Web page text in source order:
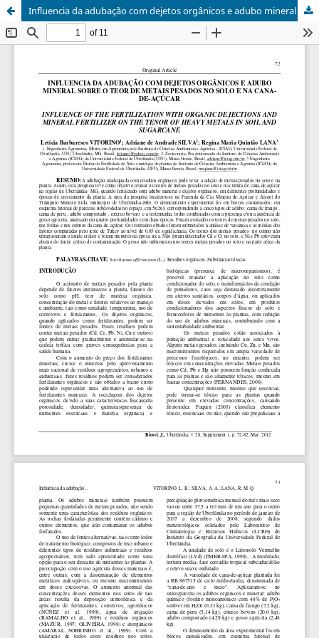
Influencia da adubação com dejetos orgânicos e adubo mineral sobre o teor de metais pesados no solo e na cana-de-açúcar